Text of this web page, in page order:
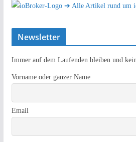
➔ Alle Artikel rund um
Newsletter
Immer auf dem Laufenden bleiben und
Vorname oder ganzer Name
Email